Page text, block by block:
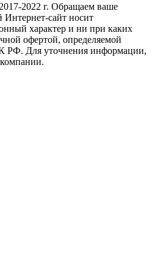
2022 г. Обращаем ваше
сайт носит
характер и ни при каких
офертой, определяемой
РФ. Для уточнения информации,